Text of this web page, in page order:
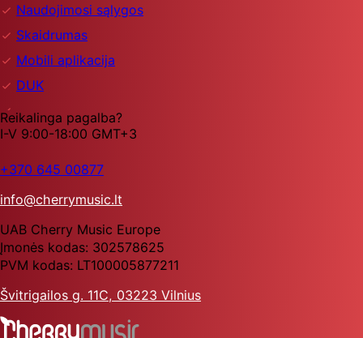
Naudojimosi sąlygos
Skaidrumas
Mobili aplikacija
DUK
Reikalinga pagalba?
I-V 9:00-18:00 GMT+3
+370 645 00877
info@cherrymusic.lt
UAB Cherry Music Europe
Įmonės kodas: 302578625
PVM kodas: LT100005877211
Švitrigailos g. 11C, 03223 Vilnius